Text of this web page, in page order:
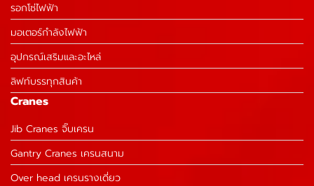
รอกโซ่ไฟฟ้า
มอเตอร์กำลังไฟฟ้า
อุปกรณ์เสริมและอะไหล่
ลิฟท์บรรทุกสินค้า
Cranes
Jib Cranes จิ๊บเครน
Gantry Cranes เครนสนาม
Over head เครนรางเดี่ยว